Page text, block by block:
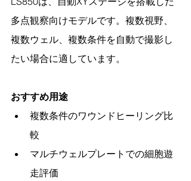
多点観察向けモデルです。複数視野、
複数ウェル、複数条件を自動で撮影し
たい場合に適しています。
おすすめ用途
複数条件のワウンドヒーリング比
較
マルチウェルプレートでの細胞遊
走評価